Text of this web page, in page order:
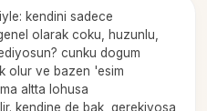
kendini sadece
olarak coku, huzunlu,
cunku dogum
olur ve bazen 'esim
altta lohusa
kendine de bak, gerekiyosa